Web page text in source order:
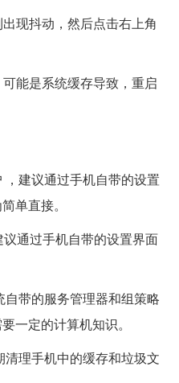
现抖动，然后点击右上角
能是系统缓存导致，重启
建议通过手机自带的设置
单直接。
通过手机自带的设置界面
带的服务管理器和组策略
一定的计算机知识。
理手机中的缓存和垃圾文